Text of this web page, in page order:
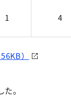
1 4
）
。